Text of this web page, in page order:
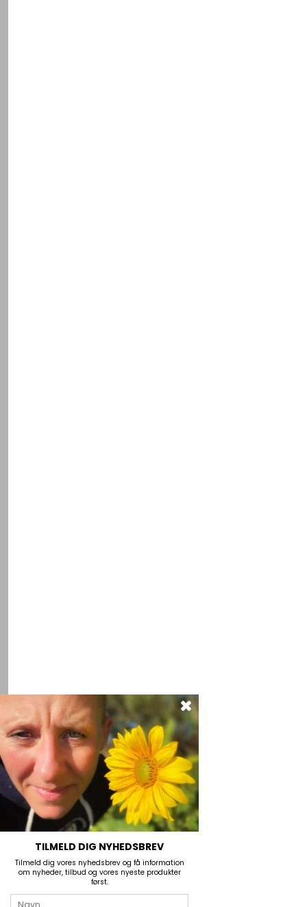
TILMELD DIG NYHEDSBREV
Tilmeld dig vores nyhedsbrev og få information
om nyheder, tilbud og vores nyeste produkter
først.